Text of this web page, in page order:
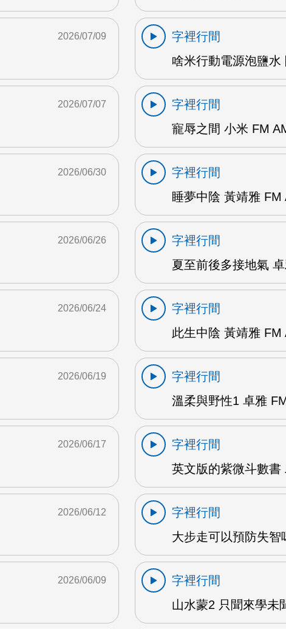
2026/07/09
字裡行間
啥米行動電源泡鹽水
2026/07/07
字裡行間
寵辱之間 小米 FM
2026/06/30
字裡行間
睡夢中陰 黃靖雅 FM
2026/06/26
字裡行間
夏至前後多接地氣
2026/06/24
字裡行間
此生中陰 黃靖雅 FM
2026/06/19
字裡行間
溫柔與野性1 卓雅
2026/06/17
字裡行間
英文版的紫微斗數書
2026/06/12
字裡行間
大步走可以預防失智
2026/06/09
字裡行間
山水蒙2 只聞來學未